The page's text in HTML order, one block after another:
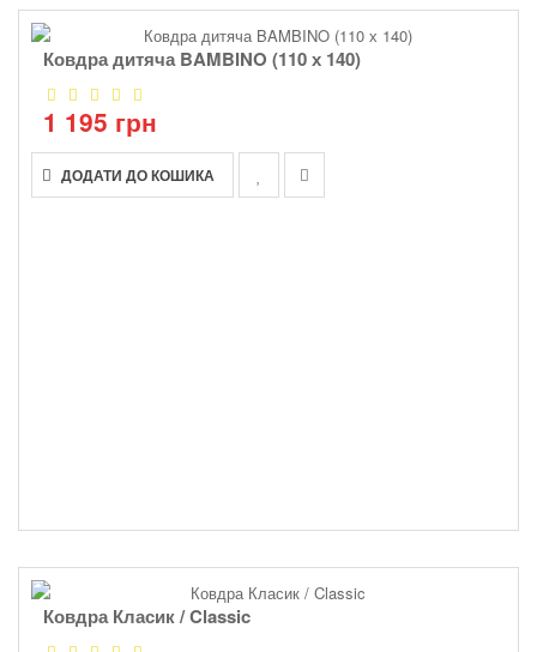
Ковдра дитяча BAMBINO (110 х 140)
1 195 грн
ДОДАТИ ДО КОШИКА
Ковдра Класик / Classic